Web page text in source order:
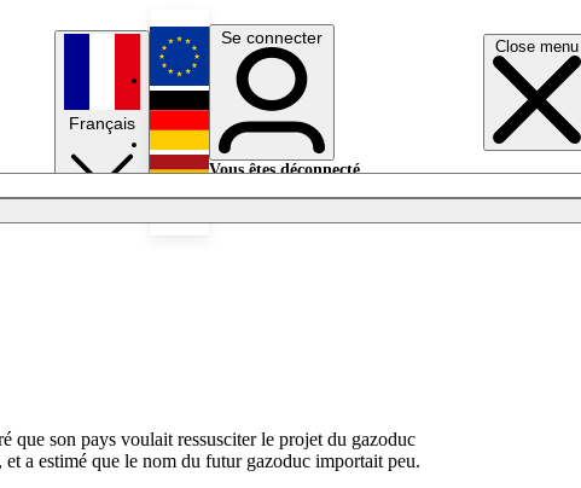
Close menu
Français
English
Deutsch
Se connecter
Vous êtes déconnecté.
son pays voulait ressusciter le projet du gazoduc
a estimé que le nom du futur gazoduc importait peu.